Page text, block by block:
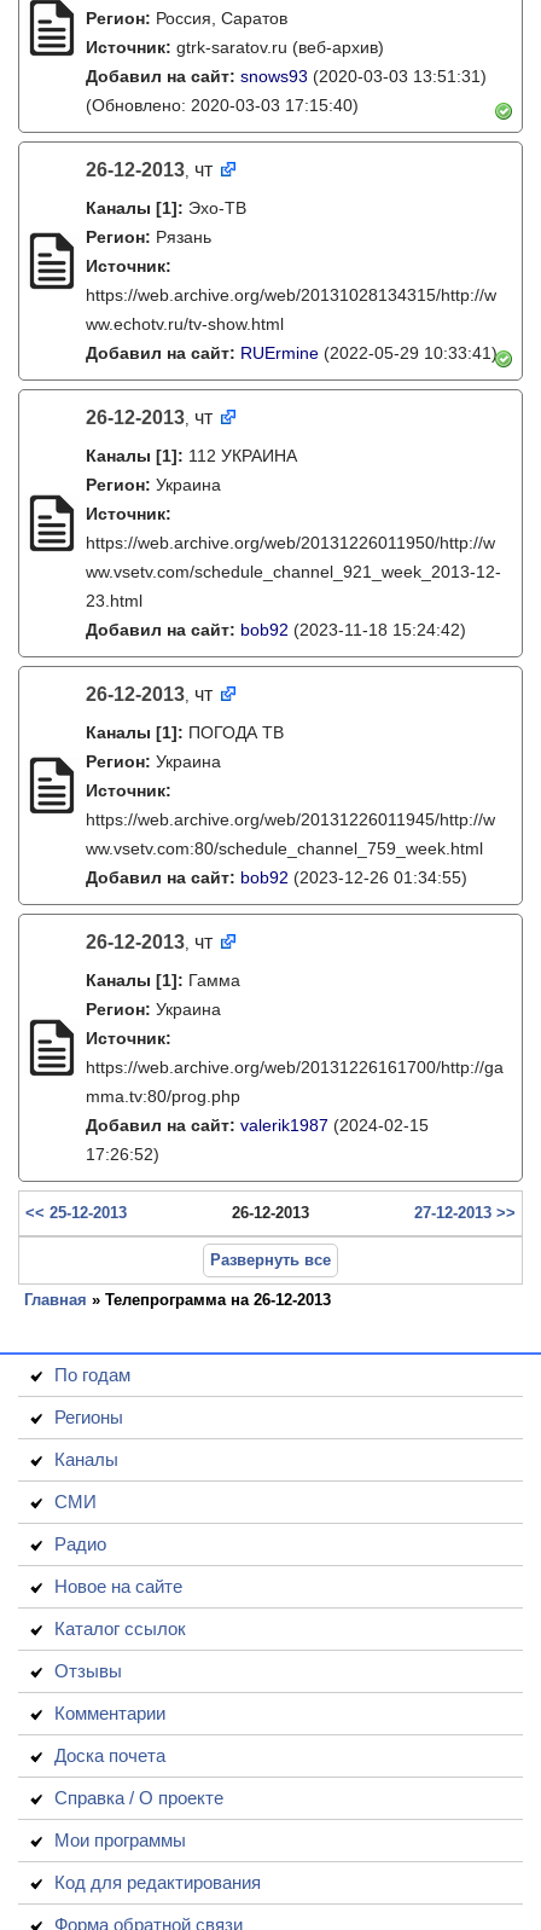
Регион: Россия, Саратов
Источник: gtrk-saratov.ru (веб-архив)
Добавил на сайт: snows93 (2020-03-03 13:51:31)
(Обновлено: 2020-03-03 17:15:40)
26-12-2013, чт
Каналы [1]: Эхо-ТВ
Регион: Рязань
Источник:
https://web.archive.org/web/20131028134315/http://w
ww.echotv.ru/tv-show.html
Добавил на сайт: RUErmine (2022-05-29 10:33:41)
26-12-2013, чт
Каналы [1]: 112 УКРАИНА
Регион: Украина
Источник:
https://web.archive.org/web/20131226011950/http://w
ww.vsetv.com/schedule_channel_921_week_2013-12-
23.html
Добавил на сайт: bob92 (2023-11-18 15:24:42)
26-12-2013, чт
Каналы [1]: ПОГОДА ТВ
Регион: Украина
Источник:
https://web.archive.org/web/20131226011945/http://w
ww.vsetv.com:80/schedule_channel_759_week.html
Добавил на сайт: bob92 (2023-12-26 01:34:55)
26-12-2013, чт
Каналы [1]: Гамма
Регион: Украина
Источник:
https://web.archive.org/web/20131226161700/http://ga
mma.tv:80/prog.php
Добавил на сайт: valerik1987 (2024-02-15
17:26:52)
<< 25-12-2013 26-12-2013 27-12-2013 >>
Развернуть все
Главная » Телепрограмма на 26-12-2013
По годам
Регионы
Каналы
СМИ
Радио
Новое на сайте
Каталог ссылок
Отзывы
Комментарии
Доска почета
Справка / О проекте
Мои программы
Код для редактирования
Форма обратной связи